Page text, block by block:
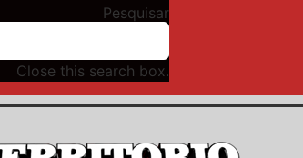
Pesquisar
Close this search box.